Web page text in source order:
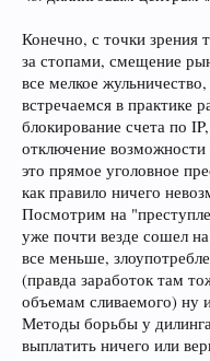
Конечно, с точки зрения
за стопами, смещение
все мелкое
встречаемся в практике
блокирование счета по
отключение возможности
это прямое уголовное
как правило ничего
Посмотрим на
уже почти везде сошел
все меньше,
(правда заработок там
объемам сливаемого) ну
Методы борьбы у
выплатить ничего или